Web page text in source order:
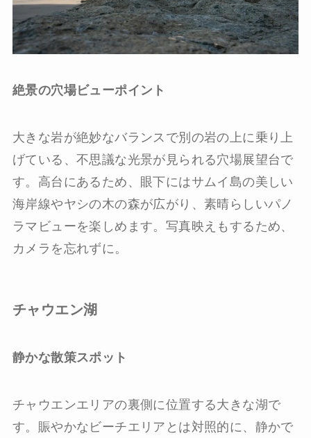
絶景の穴場ビューポイント
大きな岩が絶妙なバランスで別の岩の上に乗り上
げている、不思議な光景が見られる穴場展望台で
す。高台にあるため、眼下にはサムイ島の美しい
海岸線やヤシの木の森が広がり、素晴らしいパノ
ラマビューを楽しめます。写真映えもするため、
カメラを忘れずに。
チャウエン湖
静かな散策スポット
チャウエンエリアの裏側に位置する大きな湖で
す。賑やかなビーチエリアとは対照的に、静かで